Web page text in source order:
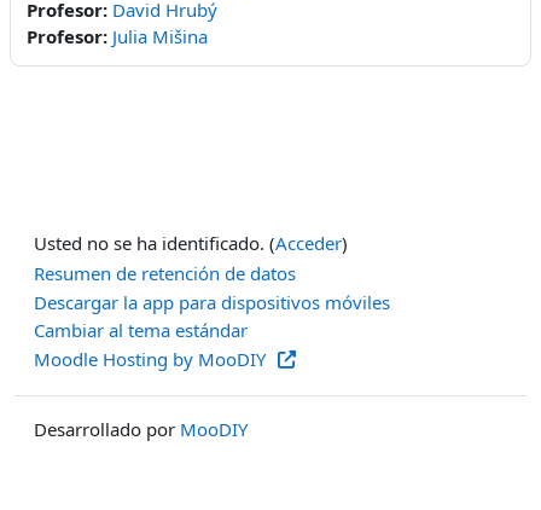
Profesor: David Hrubý
Profesor: Julia Mišina
Usted no se ha identificado. (Acceder)
Resumen de retención de datos
Descargar la app para dispositivos móviles
Cambiar al tema estándar
Moodle Hosting by MooDIY
Desarrollado por MooDIY